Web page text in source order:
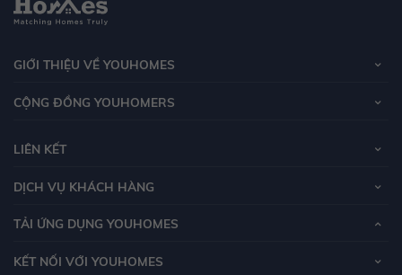
GIỚI THIỆU VỀ YOUHOMES
CỘNG ĐỒNG YOUHOMERS
LIÊN KẾT
DỊCH VỤ KHÁCH HÀNG
TẢI ỨNG DỤNG YOUHOMES
KẾT NỐI VỚI YOUHOMES